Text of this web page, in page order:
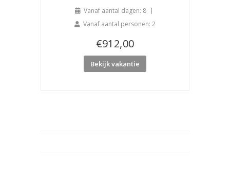
Vanaf aantal dagen: 8
Vanaf aantal personen: 2
€912,00
Bekijk vakantie